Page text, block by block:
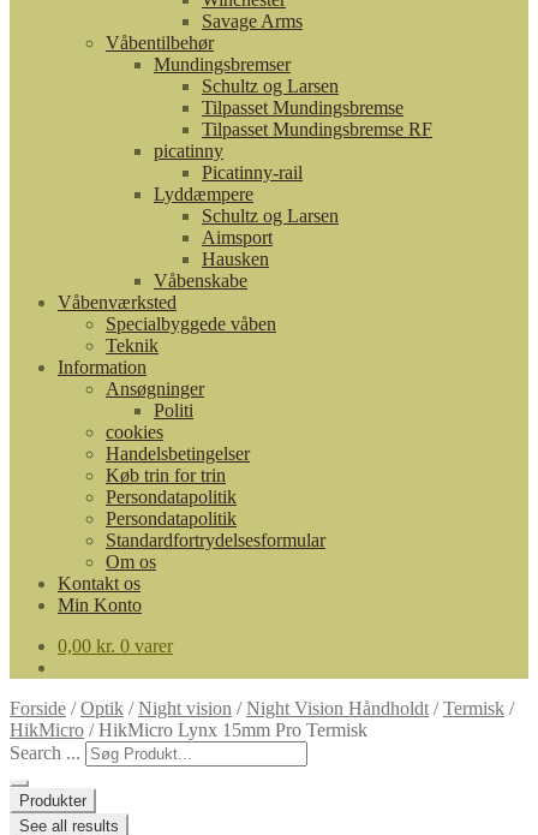
Savage Arms
Våbentilbehør
Mundingsbremser
Schultz og Larsen
Tilpasset Mundingsbremse
Tilpasset Mundingsbremse RF
picatinny
Picatinny-rail
Lyddæmpere
Schultz og Larsen
Aimsport
Hausken
Våbenskabe
Våbenværksted
Specialbyggede våben
Teknik
Information
Ansøgninger
Politi
cookies
Handelsbetingelser
Køb trin for trin
Persondatapolitik
Persondatapolitik
Standardfortrydelsesformular
Om os
Kontakt os
Min Konto
0,00 kr. 0 varer
Forside /Optik /Night vision /Night Vision Håndholdt /Termisk /
HikMicro /HikMicro Lynx 15mm Pro Termisk
Search ...
Produkter
See all results